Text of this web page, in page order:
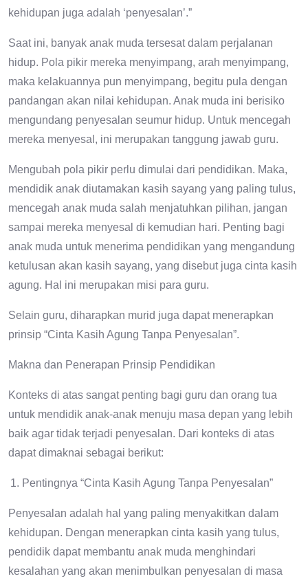
kehidupan juga adalah ‘penyesalan’.”
Saat ini, banyak anak muda tersesat dalam perjalanan
hidup. Pola pikir mereka menyimpang, arah menyimpang,
maka kelakuannya pun menyimpang, begitu pula dengan
pandangan akan nilai kehidupan. Anak muda ini berisiko
mengundang penyesalan seumur hidup. Untuk mencegah
mereka menyesal, ini merupakan tanggung jawab guru.
Mengubah pola pikir perlu dimulai dari pendidikan. Maka,
mendidik anak diutamakan kasih sayang yang paling tulus,
mencegah anak muda salah menjatuhkan pilihan, jangan
sampai mereka menyesal di kemudian hari. Penting bagi
anak muda untuk menerima pendidikan yang mengandung
ketulusan akan kasih sayang, yang disebut juga cinta kasih
agung. Hal ini merupakan misi para guru.
Selain guru, diharapkan murid juga dapat menerapkan
prinsip “Cinta Kasih Agung Tanpa Penyesalan”.
Makna dan Penerapan Prinsip Pendidikan
Konteks di atas sangat penting bagi guru dan orang tua
untuk mendidik anak-anak menuju masa depan yang lebih
baik agar tidak terjadi penyesalan. Dari konteks di atas
dapat dimaknai sebagai berikut:
Pentingnya “Cinta Kasih Agung Tanpa Penyesalan”
Penyesalan adalah hal yang paling menyakitkan dalam
kehidupan. Dengan menerapkan cinta kasih yang tulus,
pendidik dapat membantu anak muda menghindari
kesalahan yang akan menimbulkan penyesalan di masa